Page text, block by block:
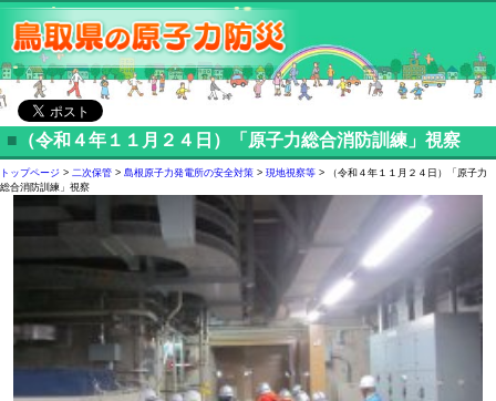
■ （令和４年１１月２４日）「原子力総合消防訓練」視察
トップページ > 二次保管 > 島根原子力発電所の安全対策 > 現地視察等 > （令和４年１１月２４日）「原子力
総合消防訓練」視察